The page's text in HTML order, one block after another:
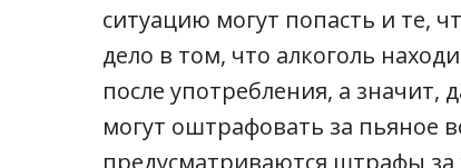
ситуацию могут попасть и те,
дело в том, что алкоголь
после употребления, а значит,
могут оштрафовать за пьяное
предусматриваются штрафы